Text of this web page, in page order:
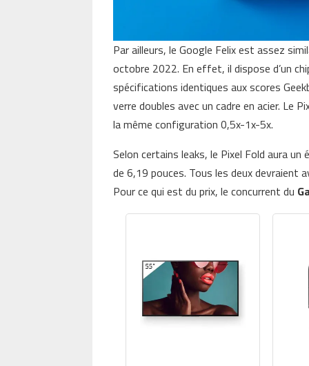
Par ailleurs, le Google Felix est assez
octobre 2022. En effet, il dispose d’un
spécifications identiques aux scores
verre doubles avec un cadre en acier. Le
la même configuration 0,5x-1x-5x.
Selon certains leaks, le Pixel Fold aura
de 6,19 pouces. Tous les deux devraient
Pour ce qui est du prix, le concurrent du